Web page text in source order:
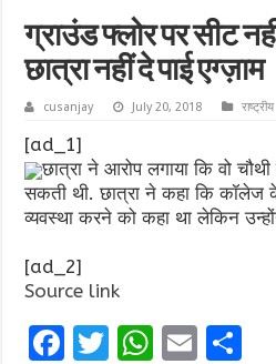
ग्राउंड फ्लोर पर सीट
छात्रा नहीं दे पाई एग्ज़ाम
cusanjay July 20, 2018 राष्ट्रीय
[ad_1]
छात्रा ने आरोप लगाया कि वो
सकती थी. छात्रा ने कहा कि कॉलेज
व्यवस्था करने को कहा था लेकिन
[ad_2]
Source link
F
T
W E